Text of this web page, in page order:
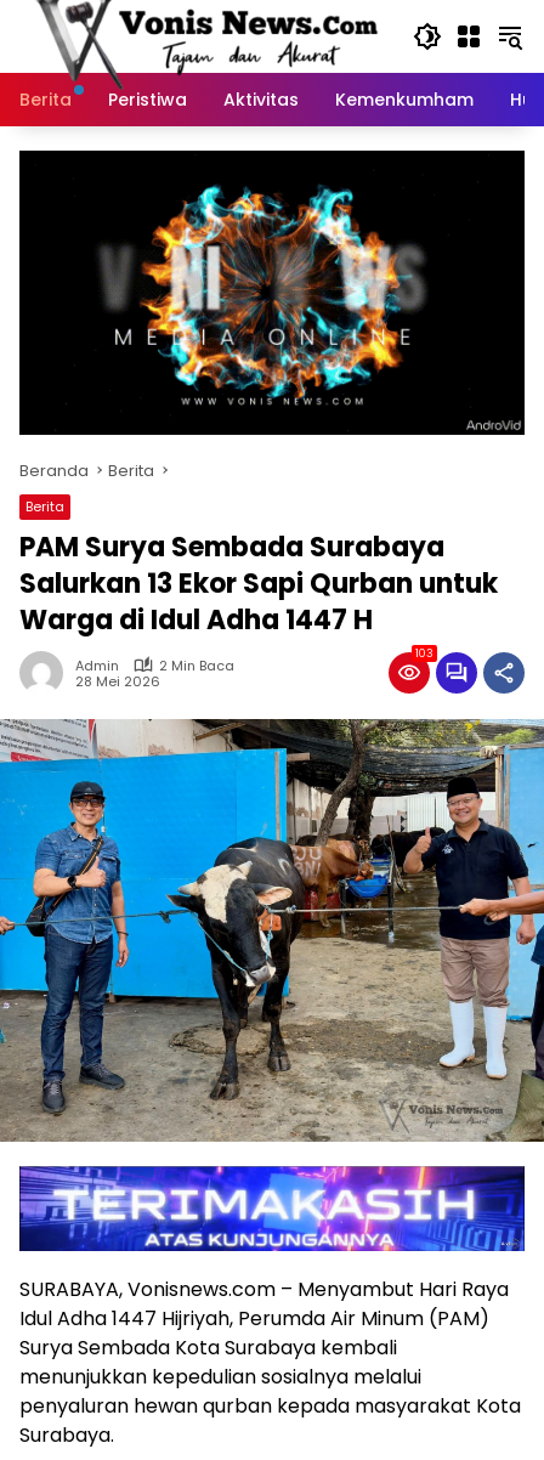
Langsung
Berita
Peristiwa Aktivitas Kemenkumham
Beranda Berita
Berita
PAM Surya Sembada Surabaya
Salurkan 13 Ekor Sapi Qurban untuk
Warga di Idul Adha 1447 H
Admin
2 Min Baca
28 Mei 2026
103
SURABAYA, Vonisnews.com – Menyambut Hari Raya
Idul Adha 1447 Hijriyah, Perumda Air Minum (PAM)
Surya Sembada Kota Surabaya kembali
menunjukkan kepedulian sosialnya melalui
penyaluran hewan qurban kepada masyarakat Kota
Surabaya.